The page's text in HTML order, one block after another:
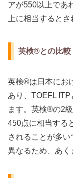
アが550以上であ
上に相当すると
英検®との比較
英検®は日本にお
あり、TOEFL
ます。英検®の2
450点に相当する
されることが多
異なるため、あく